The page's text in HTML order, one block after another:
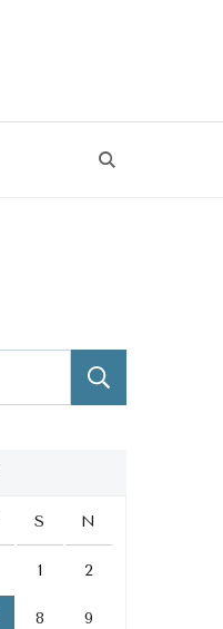
S N
1 2
8 9